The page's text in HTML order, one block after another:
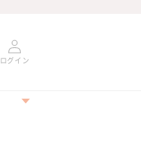
ログイン